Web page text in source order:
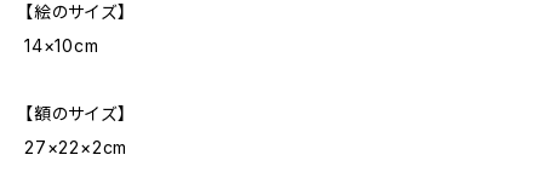
【絵のサイズ】
14×10cm
【額のサイズ】
27×22×2cm